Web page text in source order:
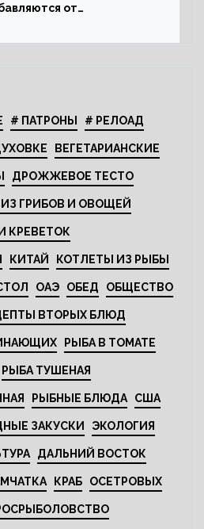
от
# ПАТРОНЫ # РЕЛОАД
ВЕГЕТАРИАНСКИЕ
ДРОЖЖЕВОЕ ТЕСТО
ИЗ ГРИБОВ И ОВОЩЕЙ
КРЕВЕТОК
КИТАЙ КОТЛЕТЫ ИЗ РЫБЫ
ОАЭ ОБЕД ОБЩЕСТВО
ВТОРЫХ БЛЮД
РЫБА В ТОМАТЕ
РЫБА ТУШЕНАЯ
РЫБНЫЕ БЛЮДА США
ЗАКУСКИ ЭКОЛОГИЯ
ДАЛЬНИЙ ВОСТОК
КРАБ ОСЕТРОВЫХ